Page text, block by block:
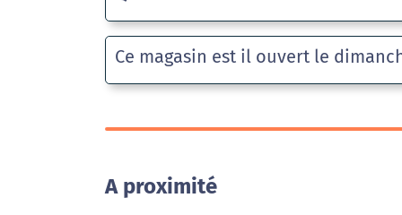
Ce magasin est il ouvert le
A proximité